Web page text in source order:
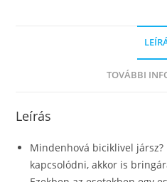
TOVÁBBI
Leírás
Mindenhová biciklivel jársz?
kapcsolódni, akkor is